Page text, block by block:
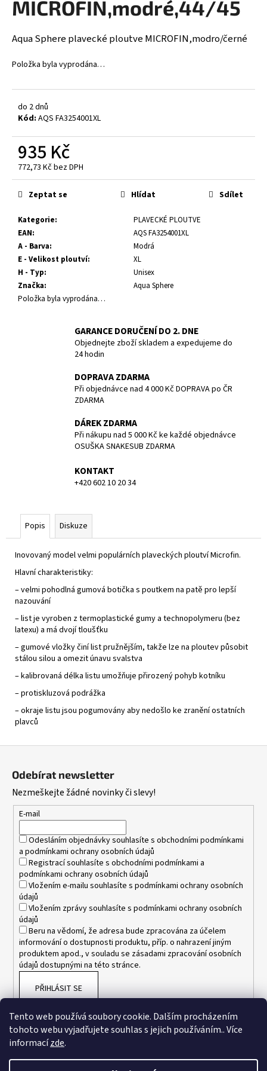
Tento web používá soubory cookie. Dalším procházením
tohoto webu vyjadřujete souhlas s jejich používáním.. Více
informacízde.
MICROFIN,modré,44/45
Aqua Sphere plavecké ploutve MICROFIN,modro/černé
Položka byla vyprodána…
do 2 dnů
Kód: AQS FA3254001XL
935 Kč
772,73 Kč bez DPH
Měrná
cena:
Kategorie:
PLAVECKÉ PLOUTVE
EAN:
AQS FA3254001XL
A - Barva:
Modrá
E - Velikost ploutví:
XL
H - Typ:
Unisex
Značka:
Aqua Sphere
Položka byla vyprodána…
Zeptat se Hlídat Sdílet
GARANCE DORUČENÍ DO 2. DNE
Objednejte zboží skladem a expedujeme do
24 hodin
DOPRAVA ZDARMA
Při objednávce nad 4 000 Kč DOPRAVA po ČR
ZDARMA
DÁREK ZDARMA
Při nákupu nad 5 000 Kč ke každé objednávce
OSUŠKA SNAKESUB ZDARMA
KONTAKT
+420 602 10 20 34
Popis Diskuze
Inovovaný model velmi populárních plaveckých ploutví Microfin.
Hlavní charakteristiky:
– velmi pohodlná gumová botička s poutkem na patě pro lepší
nazouvání
– list je vyroben z termoplastické gumy a technopolymeru (bez
latexu) a má dvojí tloušťku
– gumové vložky činí list pružnějším, takže lze na ploutev působit
stálou silou a omezit únavu svalstva
– kalibrovaná délka listu umožňuje přirozený pohyb kotníku
– protiskluzová podrážka
– okraje listu jsou pogumovány aby nedošlo ke zranění ostatních
plavců
a
j
í
t
HLEDAT
D
p
o
u
u
Odebírat newsletter
Nezmeškejte žádné novinky či slevy!
E-mail
Odesláním objednávky souhlasíte s obchodními podmínkami
a podmínkami ochrany osobních údajů
Registrací souhlasíte s obchodními podmínkami a
podmínkami ochrany osobních údajů
Vložením e-mailu souhlasíte s podmínkami ochrany osobních
údajů
Vložením zprávy souhlasíte s podmínkami ochrany osobních
údajů
Beru na vědomí, že adresa bude zpracována za účelem
informování o dostupnosti produktu, příp. o nahrazení jiným
produktem apod., v souladu se zásadami zpracování osobních
údajů dostupnými na této stránce.
PŘIHLÁSIT SE